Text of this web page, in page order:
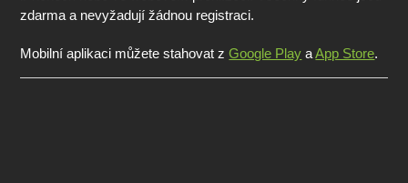
zdarma a nevyžadují žádnou registraci.
Mobilní aplikaci můžete stahovat zGoogle Play aApp Store.